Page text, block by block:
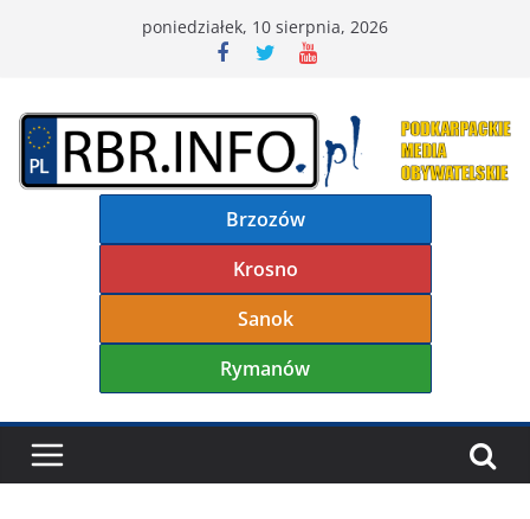
poniedziałek, 10 sierpnia, 2026
Brzozów
Krosno
Sanok
Rymanów